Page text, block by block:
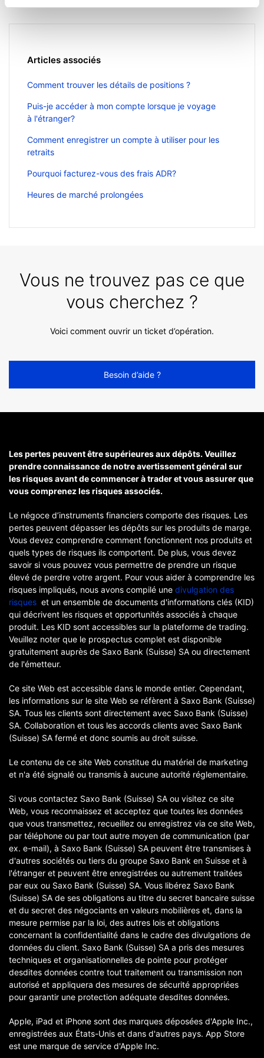
Articles associés
Comment trouver les détails de positions ?
Puis-je accéder à mon compte lorsque je voyage
à l'étranger?
Comment enregistrer un compte à utiliser pour les
retraits
Pourquoi facturez-vous des frais ADR?
Heures de marché prolongées
Vous ne trouvez pas ce que
vous cherchez ?
Voici comment ouvrir un ticket d’opération.
Besoin d’aide ?
Les pertes peuvent être supérieures aux dépôts. Veuillez
prendre connaissance de notre avertissement général sur
les risques avant de commencer à trader et vous assurer que
vous comprenez les risques associés.
Le négoce d’instruments financiers comporte des risques. Les
pertes peuvent dépasser les dépôts sur les produits de marge.
Vous devez comprendre comment fonctionnent nos produits et
quels types de risques ils comportent. De plus, vous devez
savoir si vous pouvez vous permettre de prendre un risque
élevé de perdre votre argent. Pour vous aider à comprendre les
risques impliqués, nous avons compilé une divulgation des
risques et un ensemble de documents d'informations clés (KID)
qui décrivent les risques et opportunités associés à chaque
produit. Les KID sont accessibles sur la plateforme de trading.
Veuillez noter que le prospectus complet est disponible
gratuitement auprès de Saxo Bank (Suisse) SA ou directement
de l'émetteur.
Ce site Web est accessible dans le monde entier. Cependant,
les informations sur le site Web se réfèrent à Saxo Bank (Suisse)
SA. Tous les clients sont directement avec Saxo Bank (Suisse)
SA. Collaboration et tous les accords clients avec Saxo Bank
(Suisse) SA fermé et donc soumis au droit suisse.
Le contenu de ce site Web constitue du matériel de marketing
et n'a été signalé ou transmis à aucune autorité réglementaire.
Si vous contactez Saxo Bank (Suisse) SA ou visitez ce site
Web, vous reconnaissez et acceptez que toutes les données
que vous transmettez, recueillez ou enregistrez via ce site Web,
par téléphone ou par tout autre moyen de communication (par
ex. e-mail), à Saxo Bank (Suisse) SA peuvent être transmises à
d'autres sociétés ou tiers du groupe Saxo Bank en Suisse et à
l'étranger et peuvent être enregistrées ou autrement traitées
par eux ou Saxo Bank (Suisse) SA. Vous libérez Saxo Bank
(Suisse) SA de ses obligations au titre du secret bancaire suisse
et du secret des négociants en valeurs mobilières et, dans la
mesure permise par la loi, des autres lois et obligations
concernant la confidentialité dans le cadre des divulgations de
données du client. Saxo Bank (Suisse) SA a pris des mesures
techniques et organisationnelles de pointe pour protéger
desdites données contre tout traitement ou transmission non
autorisé et appliquera des mesures de sécurité appropriées
pour garantir une protection adéquate desdites données.
Apple, iPad et iPhone sont des marques déposées d'Apple Inc.,
enregistrées aux États-Unis et dans d'autres pays. App Store
est une marque de service d'Apple Inc.